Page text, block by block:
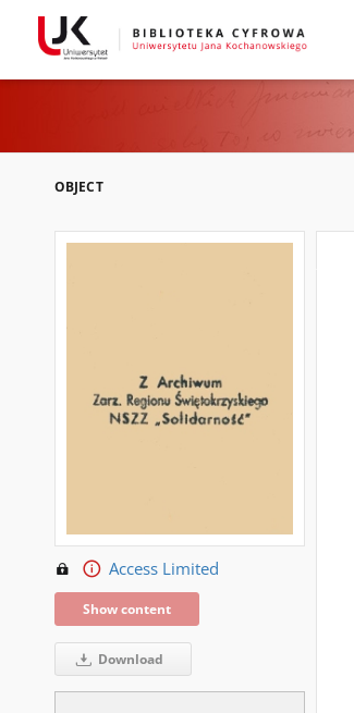
OBJECT
Access Limited
Show content
Download